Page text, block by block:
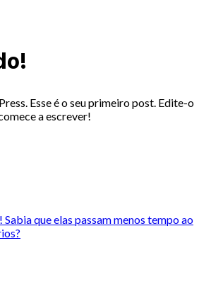
Esse é o seu primeiro post. Edite-o
a escrever!
que elas passam menos tempo ao